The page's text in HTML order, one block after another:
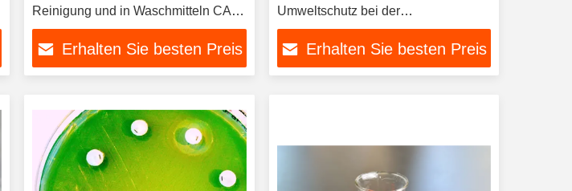
Reinigung und in Waschmitteln CAS-
Nummer 9025-35-8
Erhalten Sie besten Preis
Umweltschutz bei der
Industrieabwasserbehandlung
Erhalten Sie besten Preis